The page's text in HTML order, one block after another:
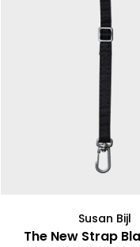
Susan Bijl
The New Strap